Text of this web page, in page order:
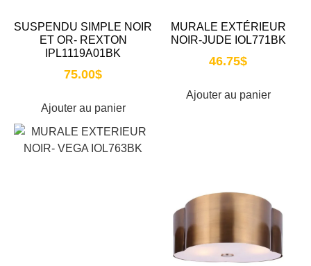
SUSPENDU SIMPLE NOIR
ET OR- REXTON
IPL1119A01BK
75.00$
Ajouter au panier
MURALE EXTÉRIEUR
NOIR-JUDE IOL771BK
46.75$
Ajouter au panier